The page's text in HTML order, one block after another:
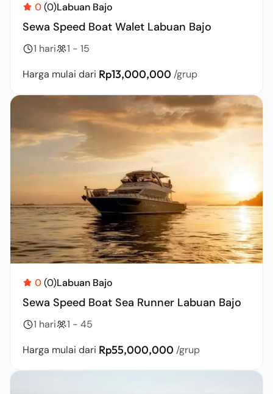
0(0)Labuan Bajo
Sewa Speed Boat Walet Labuan Bajo
1 hari
1 - 15
Harga mulai dari Rp13,000,000 /grup
0(0)Labuan Bajo
Sewa Speed Boat Sea Runner Labuan Bajo
1 hari
1 - 45
Harga mulai dari Rp55,000,000 /grup